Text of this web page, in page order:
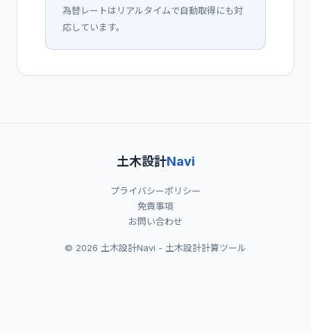
為替レートはリアルタイムで自動取得にも対
応しています。
土木設計Navi
プライバシーポリシー
免責事項
お問い合わせ
© 2026 土木設計Navi - 土木設計計算ツール